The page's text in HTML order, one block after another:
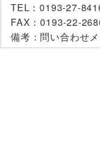
TEL ：0193-27-
FAX ：0193-22-
備考 ：問い合わせ